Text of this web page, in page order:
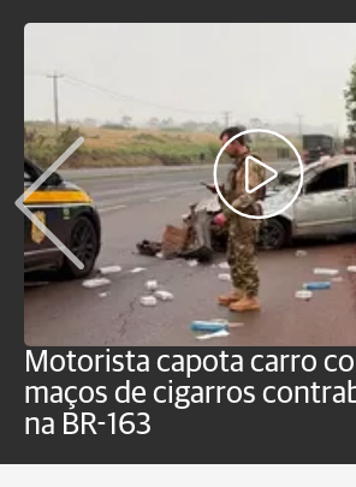
Motorista capota carro
maços de cigarros
na BR-163